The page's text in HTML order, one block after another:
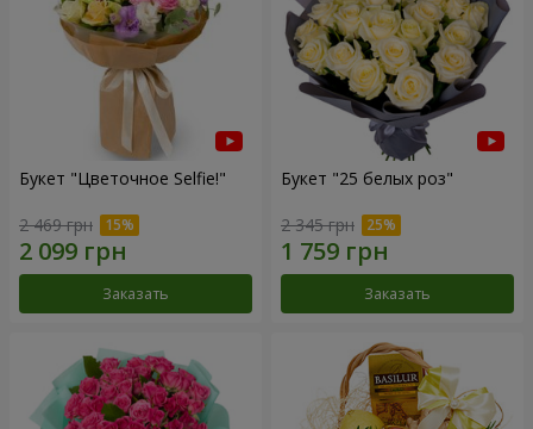
Букет "Цветочное Selfie!"
2 469 грн
Заказать
Букет "25 белых роз"
2 345 грн
Заказать